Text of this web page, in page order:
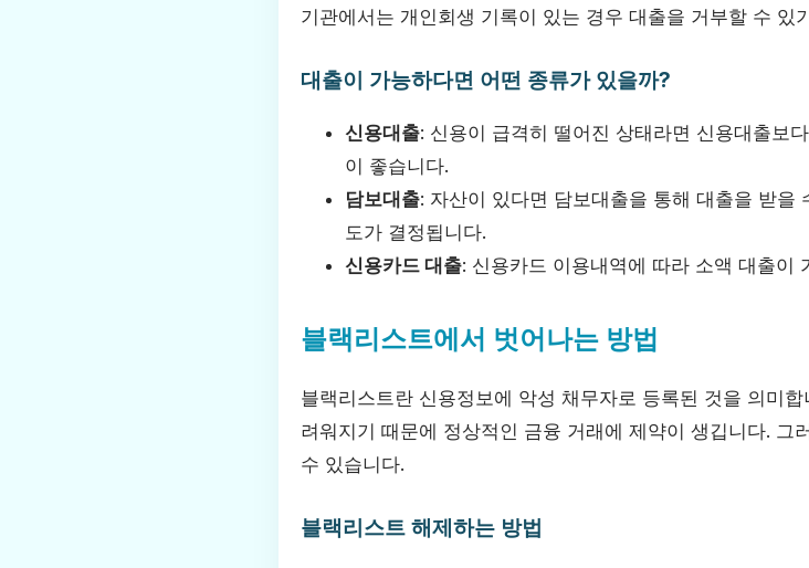
기관에서는 개인회생 기록이 있는 경우 대출을 거부할 수 있
대출이 가능하다면 어떤 종류가 있을까?
신용대출: 신용이 급격히 떨어진 상태라면 신용대출보
이 좋습니다.
담보대출: 자산이 있다면 담보대출을 통해 대출을 받
도가 결정됩니다.
신용카드 대출: 신용카드 이용내역에 따라 소액 대출이
블랙리스트에서 벗어나는 방법
블랙리스트란 신용정보에 악성 채무자로 등록된 것을 의미
려워지기 때문에 정상적인 금융 거래에 제약이 생깁니다. 그
수 있습니다.
블랙리스트 해제하는 방법